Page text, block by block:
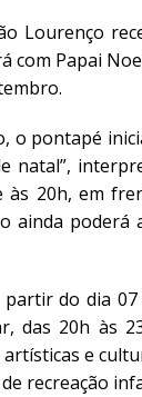
Lourenço
com Papai
o pontapé
natal”,
às 20h, em
ainda poderá
partir do dia
das 20h às
e
recreação